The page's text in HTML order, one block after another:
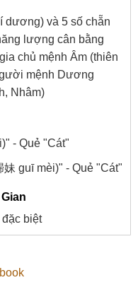
dương) và 5 số chẵn
lượng cân bằng
chủ mệnh Âm (thiên
mệnh Dương
Nhâm)
- Quẻ "Cát"
guī mèi)" - Quẻ "Cát"
biệt